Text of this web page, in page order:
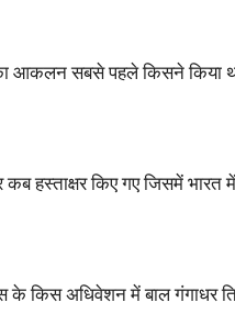
आकलन सबसे पहले किसने किया
हस्ताक्षर किए गए जिसमें भारत
के किस अधिवेशन में बाल गंगाधर